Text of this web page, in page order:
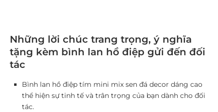
Những lời chúc trang trọng, ý nghĩa
tặng kèm bình lan hồ điệp gửi đến đối
tác
Bình lan hồ điệp tím mini mix sen đá decor dáng cao
thể hiện sự tinh tế và trân trọng của bạn dành cho đối
tác.